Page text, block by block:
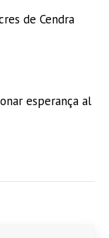
de Cendra
esperança al